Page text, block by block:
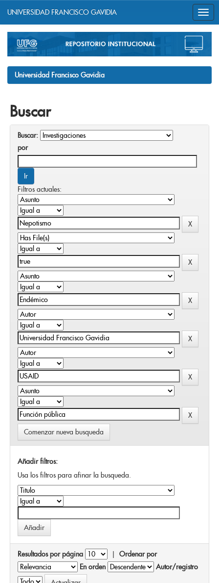
navigation
UNIVERSIDAD FRANCISCO GAVIDIA
Universidad Francisco Gavidia
Buscar
Buscar:
por
Filtros actuales:
Comenzar nueva busqueda
Añadir filtros:
Usa los filtros para afinar la busqueda.
Resultados por página | Ordenar por
En orden
Autor/registro